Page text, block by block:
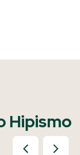
Hipismo